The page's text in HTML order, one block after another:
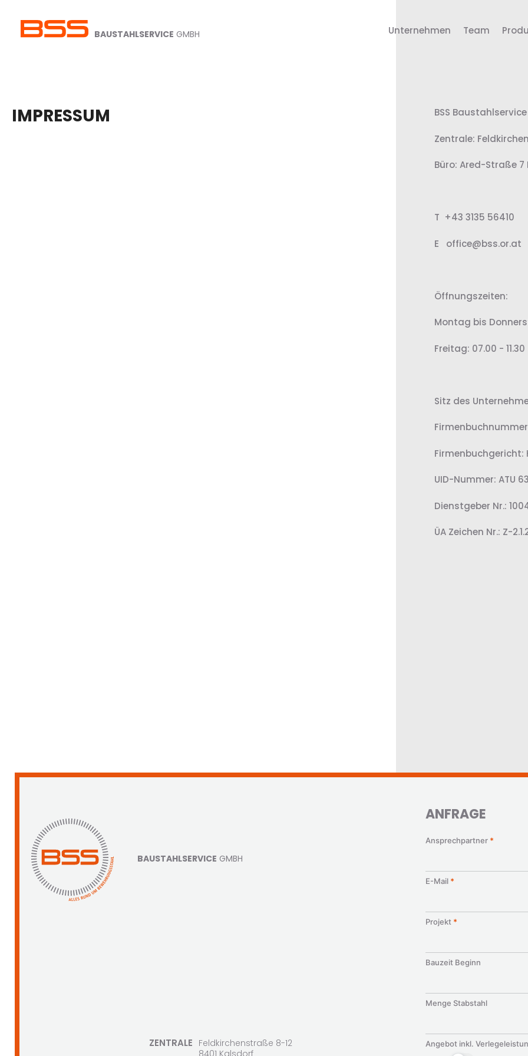
Inhalt
springen
BAUSTAHLSERVICE GMBH Unternehmen Team
IMPRESSUM BSS
Zentrale:
Büro: Ared-Straße 7
T +43 3135 56410
E office@bss.or.at
Öffnungszeiten:
Montag bis
Freitag: 07.00 - 11.30
Sitz des
Firmenbuchgericht:
UID-Nummer: ATU
Dienstgeber Nr.:
ÜA Zeichen Nr.: Z-
BAUSTAHLSERVICE GMBH
ZENTRALE Feldkirchenstraße 8-12
8401 Kalsdorf
ANFRAGE
Anfrageformular
Ansprechpartner *
E-Mail *
Projekt *
Bauzeit Beginn
Menge Stabstahl
Angebot inkl.